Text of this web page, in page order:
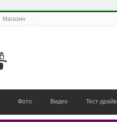
Магазин
Фото Видео Тест-драйв